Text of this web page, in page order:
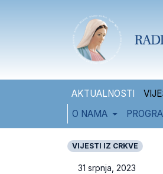
AKTUALNOSTI
O NAMA
VIJESTI IZ CRKVE
31 srpnja, 2023